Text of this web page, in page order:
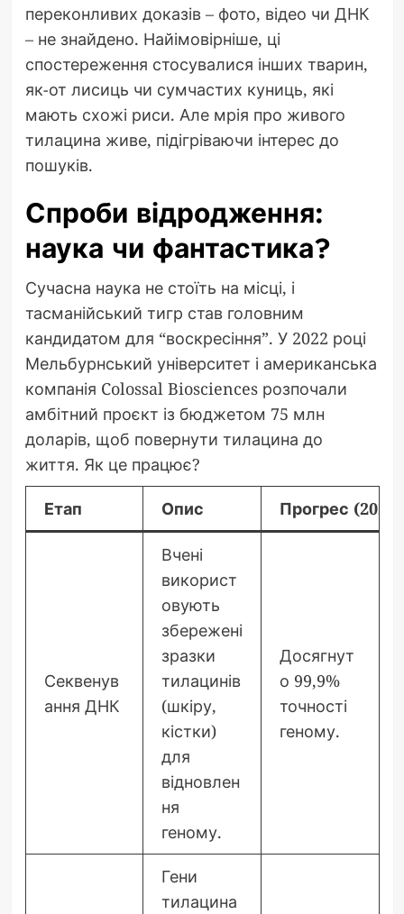
переконливих доказів – фото, відео чи ДНК
– не знайдено. Найімовірніше, ці
спостереження стосувалися інших тварин,
як-от лисиць чи сумчастих куниць, які
мають схожі риси. Але мрія про живого
тилацина живе, підігріваючи інтерес до
пошуків.
Спроби відродження:
наука чи фантастика?
Сучасна наука не стоїть на місці, і
тасманійський тигр став головним
кандидатом для “воскресіння”. У 2022 році
Мельбурнський університет і американська
компанія Colossal Biosciences розпочали
амбітний проєкт із бюджетом 75 млн
доларів, щоб повернути тилацина до
життя. Як це працює?
Етап Опис Прогрес (2025)
Секвенув
ання ДНК
Вчені
використ
овують
збережені
зразки
тилацинів
(шкіру,
кістки)
для
відновлен
ня
геному.
Досягнут
о 99,9%
точності
геному.
Гени
тилацина